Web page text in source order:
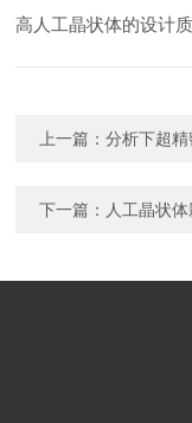
高人工晶状体的设计
上一篇：分析下超
下一篇： 人工晶状